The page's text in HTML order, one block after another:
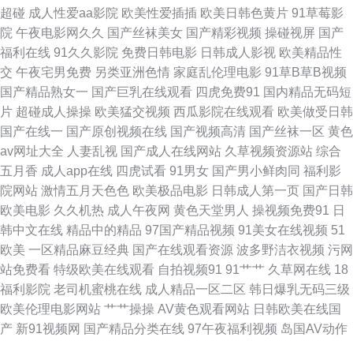
精品大黄毛片 五月婷婷久久综合 欧美轮理 高清欧美一 尤物综合 欧美肥B 欧
美亚洲电 放荡的少妇2做爰 亚洲精品久荜中文字幕 另类伪娘激情一区AV 91
在线小视频 日韩一卡2卡三卡4卡精品 国产欧美精品区一 亚洲综合影视 免费
日韩乱码 www簧片网站 日韩在线aⅴ视频 国产老妇伦国产 亚洲国产欧美在
久草亲人网 18福利视频导航 日本美女色色 国产v片在 亚洲一级 女友被房东
cao到呻 成全电影免费高清 日韩在线欧美高清一区 欧美日韩123区 宅男中文
字幕亚洲专区 好吊色青青青国 污草莓视频 国产91黑料视频 日本天堂在线 97
草人人草 美足脚交国产在线观看 一区在线观看 国产乡下三级全黄三级 完整
超碰 成人性爱aa影院 欧美性爱插插 欧美日韩色黄片 91草莓影
院 午夜电影网久久 国产丝袜美女 国产精彩视频 操碰视屏 国产
福利在线 91久久影院 免费日韩电影 日韩成人影视 欧美精品性
交 午夜宅男免费 另类亚洲色情 家庭乱伦理电影 91草B草B视频
国产精品熟女一 国产巨乳在线观看 四虎免费91 国内精品无码短
片 超碰成人操操 欧美猛交视频 西瓜影院在线观看 欧美做受日韩
国产在线一 国产原创视频在线 国产视频高清 国产丝袜一区 黄色
av网址大全 人妻乱视 国产成人在线网站 久草视频资源站 综合
五月香 成人app在线 四虎试看 91男女 国产男小鲜肉同 福利影
院网站 激情五月天色色 欧美极品电影 日韩成人第一页 国产日韩
欧美电影 久久机热 成人午夜网 黄色天堂男人 操视频免费91 日
韩中文在线 精品中的精品 97国产精品视频 91美女在线视频 51
欧美 一区精品麻豆经典 国产在线观看资源 波多野洁衣视频 污网
站免费看 特级欧美在线观看 自拍视频91 91艹艹 久草网在线 18
福利影院 老司机蜜桃在线 成人精品一区二区 韩日爆乳无码三级
欧美伦理电影网站 艹艹操操 AV黄色观看网站 日韩欧美在线国
产 新91视频网 国产精品分类在线 97午夜福利视频 岛国AV动作